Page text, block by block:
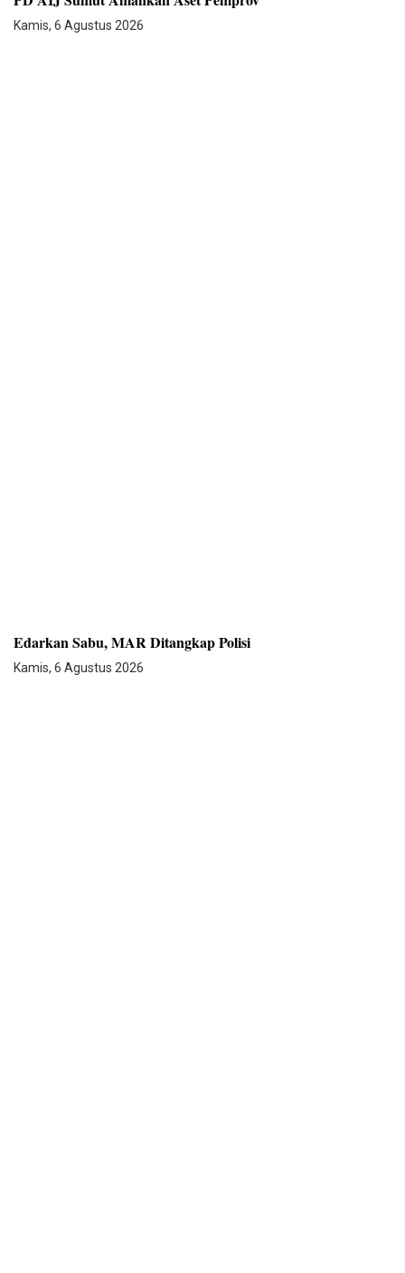
Kamis, 6 Agustus 2026
Edarkan Sabu, MAR Ditangkap Polisi
Kamis, 6 Agustus 2026